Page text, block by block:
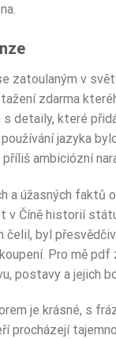
zatoulaným v
zdarma​
s detaily, které
jazyka
příliš ambiciózní
a úžasných faktů
Číně historií
byl
Pro mě
postavy a jejich
je krásné, s
procházejí